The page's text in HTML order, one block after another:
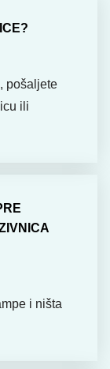
pošaljete
ili
i ništa